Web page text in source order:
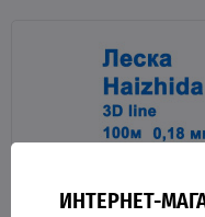
ИНТЕРНЕТ-